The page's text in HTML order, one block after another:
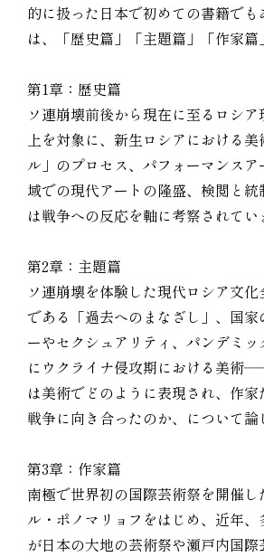
的に扱った日本で初めての書籍で
は、「歴史篇」「主題篇」「作家篇
第1章：歴史篇
ソ連崩壊前後から現在に至るロシア
上を対象に、新生ロシアにおける
ル」のプロセス、パフォーマンス
域での現代アートの隆盛、検閲と統
は戦争への反応を軸に考察されてい
第2章：主題篇
ソ連崩壊を体験した現代ロシア文
である「過去へのまなざし」、国
ーやセクシュアリティ、パンデミッ
にウクライナ侵攻期における美術
は美術でどのように表現され、作
戦争に向き合ったのか、について論
第3章：作家篇
南極で世界初の国際芸術祭を開催し
ル・ポノマリョフをはじめ、近年
が日本の大地の芸術祭や瀬戸内国